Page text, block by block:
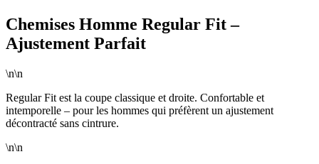
Chemises Homme Regular Fit –
Ajustement Parfait
\n\n
Regular Fit est la coupe classique et droite. Confortable et
intemporelle – pour les hommes qui préfèrent un ajustement
décontracté sans cintrure.
\n\n